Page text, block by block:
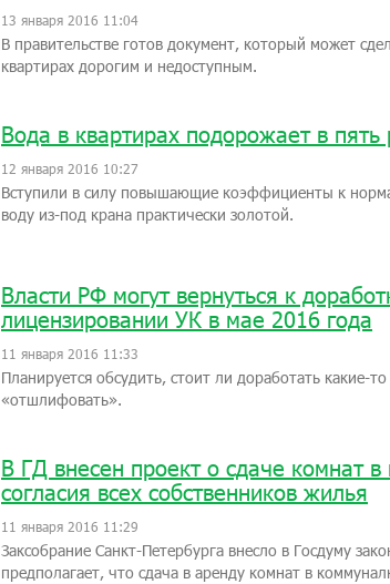
13 января 2016 11:04
В правительстве готов документ, который может
квартирах дорогим и недоступным.
Вода в квартирах подорожает в пять
12 января 2016 10:27
Вступили в силу повышающие коэффициенты к
воду из-под крана практически золотой.
Власти РФ могут вернуться к
лицензировании УК в мае 2016 года
11 января 2016 11:33
Планируется обсудить, стоит ли доработать какие-
«отшлифовать».
В ГД внесен проект о сдаче комнат
согласия всех собственников жилья
11 января 2016 11:29
Заксобрание Санкт-Петербурга внесло в Госдуму
предполагает, что сдача в аренду комнат в